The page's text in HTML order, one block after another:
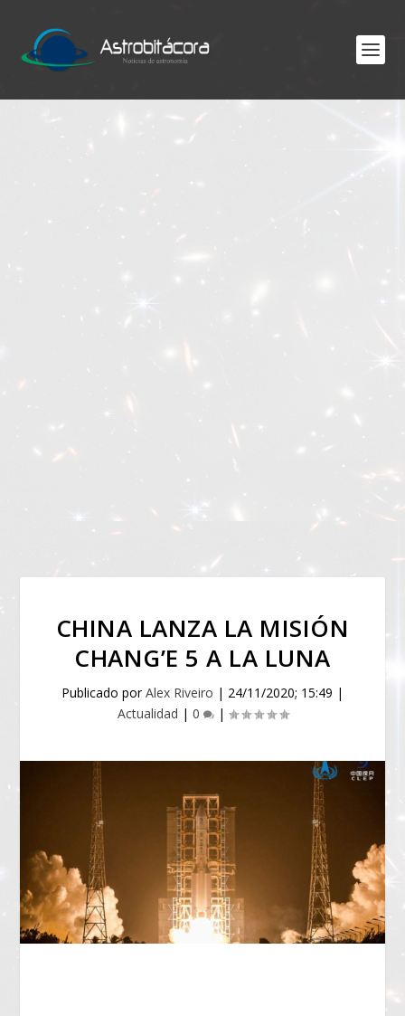
CHINA LANZA LA MISIÓN
CHANG’E 5 A LA LUNA
Publicado porAlex Riveiro | 24/11/2020; 15:49 |
Actualidad | 0 |